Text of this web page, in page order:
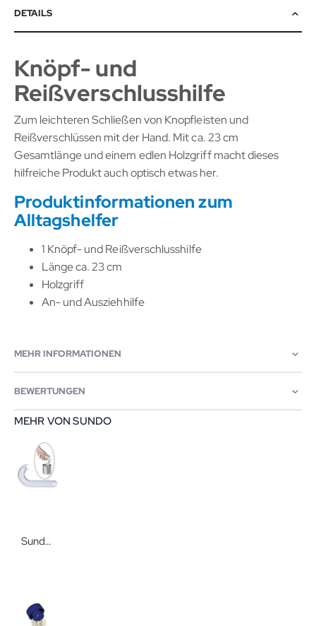
DETAILS
Knöpf- und
Reißverschlusshilfe
Zum leichteren Schließen von Knopfleisten und
Reißverschlüssen mit der Hand. Mit ca. 23 cm
Gesamtlänge und einem edlen Holzgriff macht dieses
hilfreiche Produkt auch optisch etwas her.
Produktinformationen zum
Alltagshelfer
1 Knöpf- und Reißverschlusshilfe
Länge ca. 23 cm
Holzgriff
An- und Ausziehhilfe
MEHR INFORMATIONEN
BEWERTUNGEN
MEHR VON SUNDO
Sundo Zugdeckel-Öffner EXTRA weiß